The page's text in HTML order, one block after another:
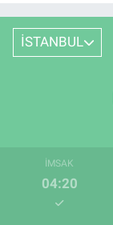
İSTANBUL
İMSAK
04:20